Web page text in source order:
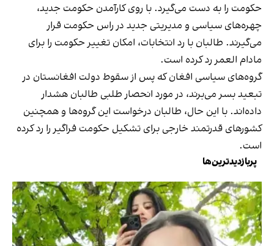
حکومت را به دست می‌گیرد. با روی کارآمدن حکومت جدید،
چهره‌های سیاسی و مدیریتی جدید در راس حکومت قرار
می‌گیرند. طالبان با رد انتخابات، امکان تغییر حکومت را برای
مادام العمر رد کرده است.
گروه‌های سیاسی افغان که پس از سقوط دولت افغانستان در
تبعید بسر می‌برند، در مورد انحصار طلبی طالبان هشدار
داده‌اند. با این حال، طالبان درخواست این گروه‌ها و همچنین
کشورهای قدرتمند خارجی برای تشکیل حکومت فراگیر را رد کرده
است.
پربازدیدترین‌ها